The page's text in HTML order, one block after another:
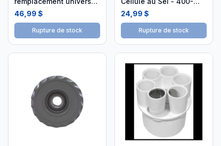
4.0 kW ELE-40-BNC
46,99 $
Rupture de stock
5800b i26
24,99 $
Rupture de stock